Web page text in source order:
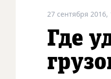
27 сентября 2016,
Где